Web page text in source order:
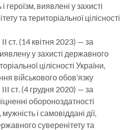
героїзм, виявлені у захисті
та територіальної цілісності
ст. (14 квітня 2023) — за
у захисті державного
цілісності України,
військового обов’язку
ст. (4 грудня 2020) — за
обороноздатності
і самовіддані дії,
суверенітету та